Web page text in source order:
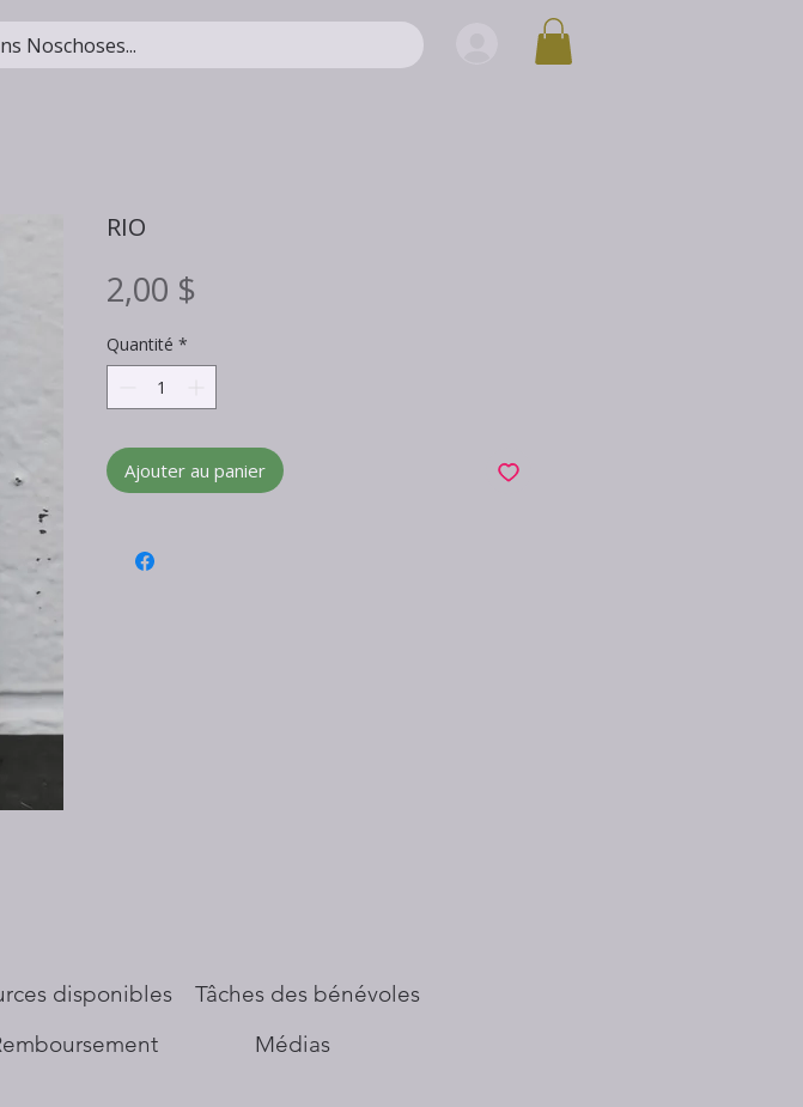
Noschoses...
RIO
2,00 $
Quantité *
Ajouter au panier
disponibles
Tâches des bénévoles
Médias